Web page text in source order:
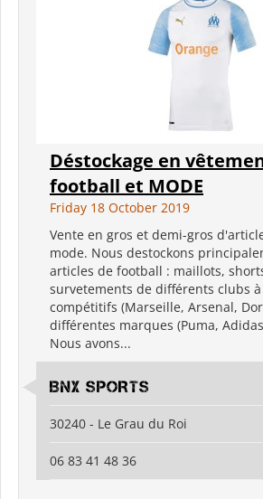
Déstockage en
football et MODE
Friday 18 October 2019
Vente en gros et demi-gros
mode. Nous destockons
articles de football : maillots,
survetements de différents clubs
compétitifs (Marseille, Arsenal,
différentes marques (Puma,
Nous avons...
BNX SPORTS
30240 - Le Grau du Roi
06 83 41 48 36